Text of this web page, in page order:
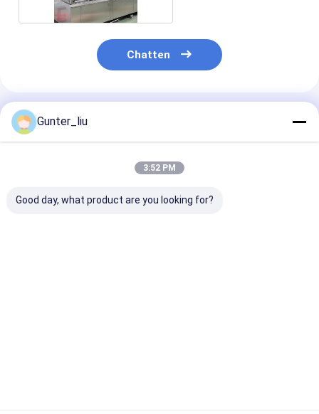
Chatten
Geadviseerde Producten
Gunter_liu
3:52 PM
Good day, what product are you looking for?